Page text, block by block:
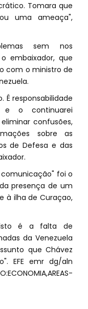
Tomara que
uma ameaça",
sem nos
embaixador, que
com o ministro de
É responsabilidade
e o continuarei
confusões,
sobre as
de Defesa e das
comunicação" foi o
presença de um
à ilha de Curaçao,
é a falta de
da Venezuela
que Chávez
EFE emr dg/aln